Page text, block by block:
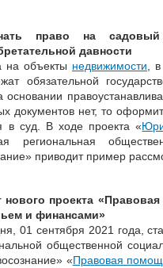
право на
давности
на объекты недвижимости ,
обязательной
основании
документов нет, то
в суд. В ходе проекта «
региональная
приводит пример
нового проекта
и финансами»
01 сентября 2021 года,
общественной
«Правовая